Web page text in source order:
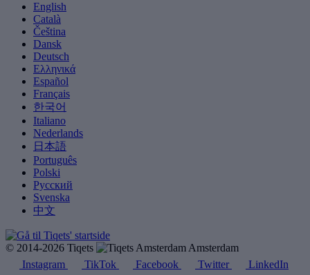
English
Català
Čeština
Dansk
Deutsch
Ελληνικά
Español
Français
한국어
Italiano
Nederlands
日本語
Português
Polski
Русский
Svenska
中文
© 2014-2026 Tiqets
Amsterdam
Instagram
TikTok Facebook Twitter LinkedIn